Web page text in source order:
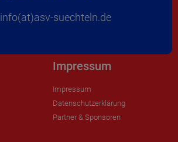
info(at)asv-suechteln.de
Impressum
Impressum
Datenschutzerklärung
Partner & Sponsoren